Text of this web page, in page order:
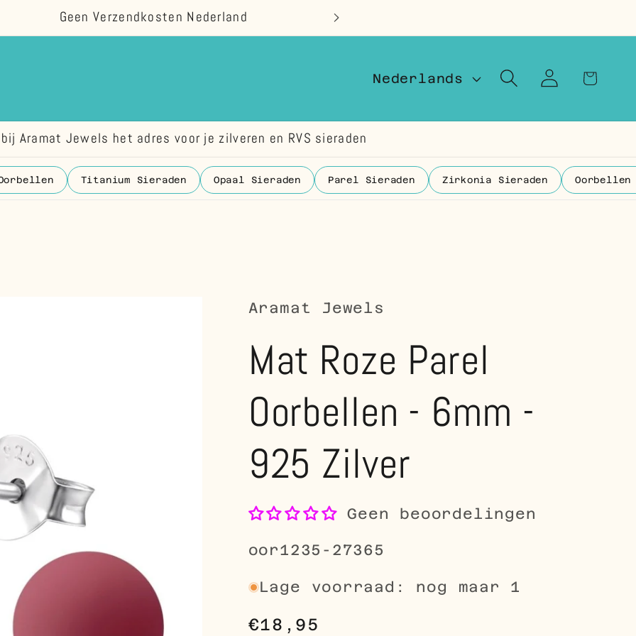
Geen Verzendkosten Nederland
a
l
Nederlands Inloggen
Aramat Jewels het adres voor je zilveren en RVS sieraden
Titanium Sieraden Opaal Sieraden Parel Sieraden Zirkonia Sieraden Oorbellen
Aramat Jewels
Mat Roze Parel
Oorbellen - 6mm -
925 Zilver
Geen beoordelingen
SKU:
oor1235-27365
Lage voorraad: nog maar 1
Normale
€18,95